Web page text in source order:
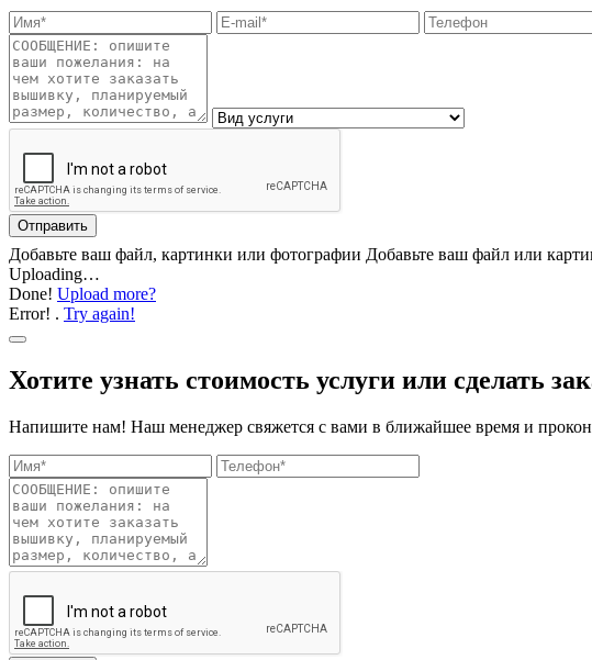
Отправить
Добавьте ваш файл, картинки или фотографии Добавьте ваш файл или
Uploading…
Done! Upload more?
Error! . Try again!
Хотите узнать стоимость услуги или сделать
Напишите нам! Наш менеджер свяжется с вами в ближайшее время и